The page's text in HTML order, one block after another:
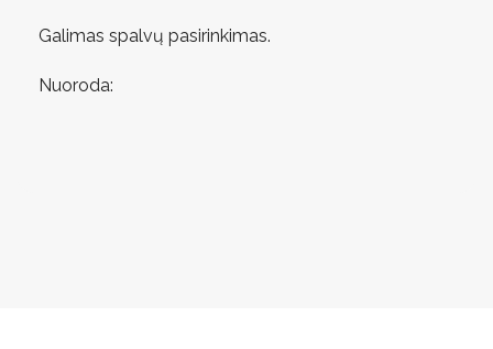
Galimas spalvų pasirinkimas.
Nuoroda: